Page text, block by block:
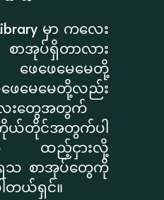
မှာ ကလေး
အုပ်ရှိတာလား
ေဖေမေမေတို့
ေမေတို့လည်း
ေးတွေအတွက်
ကိုယ်တိုင်အတွက်ပါ
ထည့်ငှားလို့
ရသ စာအုပ်တွေကို
တယ်ရှင်။